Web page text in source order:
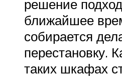
решение
ближайшее
собирается
перестановку.
таких шкафах